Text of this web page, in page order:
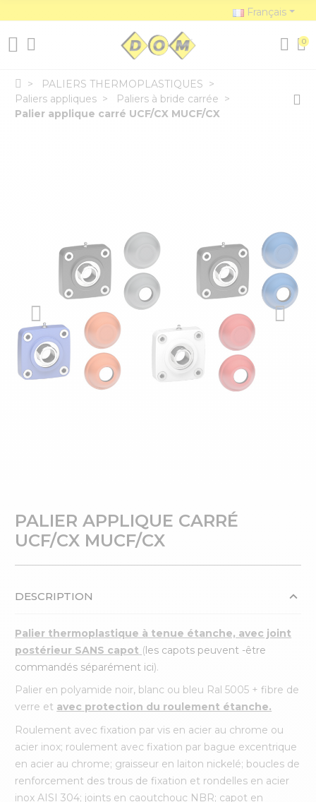
Français
0
PALIERS THERMOPLASTIQUES
Paliers appliques
Paliers à bride carrée
Palier applique carré UCF/CX MUCF/CX
PALIER APPLIQUE CARRÉ
UCF/CX MUCF/CX
DESCRIPTION
Palier thermoplastique à tenue étanche, avec joint
postérieur SANS capot (les capots peuvent -être
commandés séparément ici).
Palier en polyamide noir, blanc ou bleu Ral 5005 + fibre de
verre et avec protection du roulement étanche.
Roulement avec fixation par vis en acier au chrome ou
acier inox; roulement avec fixation par bague excentrique
en acier au chrome; graisseur en laiton nickelé; boucles de
renforcement des trous de fixation et rondelles en acier
inox AISI 304; joints en caoutchouc NBR; capot en